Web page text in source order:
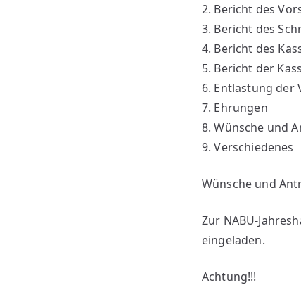
2. Bericht des
3. Bericht des
4. Bericht des
5. Bericht der
6. Entlastung der
7. Ehrungen
8. Wünsche und
9. Verschiedenes
Wünsche und
Zur NABU-
eingeladen.
Achtung!!!